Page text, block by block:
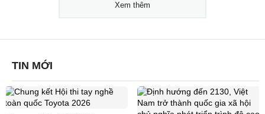
Xem thêm
TIN MỚI